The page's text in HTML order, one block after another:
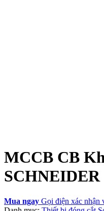
MCCB CB
SCHNEIDER
Mua ngay Gọi điện xác nhận